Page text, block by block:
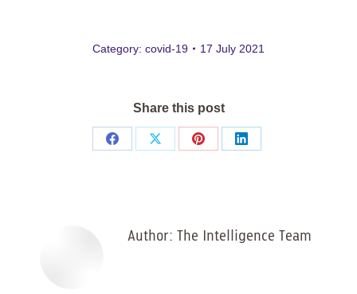
Category: covid-19 17 July 2021
Share this post
Share
Share
Share
Share
Author: The Intelligence Team